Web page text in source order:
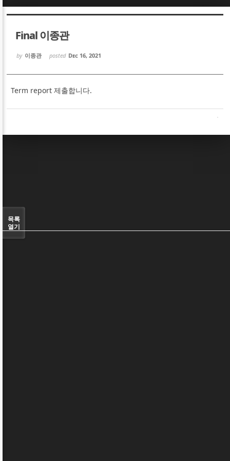
Final 이종관
by 이종관 posted Dec 16, 2021
Term report 제출합니다.
목록
열기
Sketchbook5, 스케치북5
Sketchbook5, 스케치북5
Sketchbook5, 스케치북5
Sketchbook5, 스케치북5